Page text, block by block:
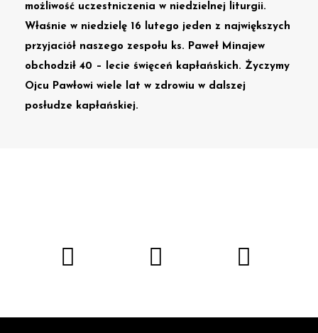
możliwość uczestniczenia w niedzielnej liturgii.
Właśnie w niedzielę 16 lutego jeden z największych
przyjaciół naszego zespołu ks. Paweł Minajew
obchodził 40 – lecie święceń kapłańskich. Życzymy
Ojcu Pawłowi wiele lat w zdrowiu w dalszej
posłudze kapłańskiej.